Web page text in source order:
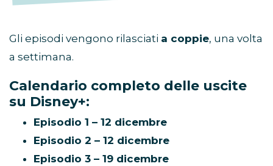
Gli episodi vengono rilasciati a coppie, una volta
a settimana.
Calendario completo delle uscite
su Disney+:
Episodio 1 – 12 dicembre
Episodio 2 – 12 dicembre
Episodio 3 – 19 dicembre